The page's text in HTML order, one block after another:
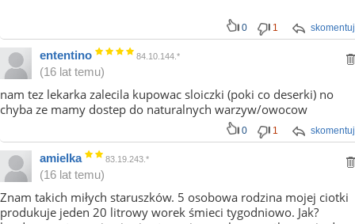
skomentuj
0 1
ententino 84.10.144.*
(16 lat temu)
nam tez lekarka zalecila kupowac sloiczki (poki co deserki) no
chyba ze mamy dostep do naturalnych warzyw/owocow
skomentuj
0 1
amielka 83.19.243.*
(16 lat temu)
Znam takich miłych staruszków. 5 osobowa rodzina mojej ciotki
produkuje jeden 20 litrowy worek śmieci tygodniowo. Jak?